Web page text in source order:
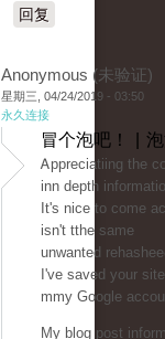
回复
Anonymous (未验证)
星期三, 04/24/2019 - 03:50
永久连接
冒个泡吧！ |
Ꭺрpreciatiing the
inn depth
It's nice to come
isn't tthe same
unwanted
I've saved your
mmy Google
My blog post